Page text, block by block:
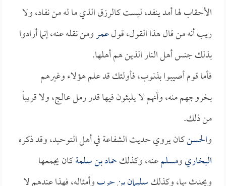
الأحقاب لها أمد ينفد، ليست كالرزق الذي ما له من نفاد، ولا
ريب أنه من قال هذا القول، قولعمرومن نقله عنه، إنما أرادوا
بذلك جنس أهل النار الذين هم أهلها.
فأما قوم أصيبوا بذنوب، فأولئك قد علم هؤلاء وغيرهم
بخروجهم منه، وأنهم لا يلبثون فيها قدر رمل عالج، ولا قريباً
من ذلك.
والحسنكان يروي حديث الشفاعة في أهل التوحيد، وقد ذكره
البخاريومسلمعنه، وكذلكحماد بن سلمةكان يجمعها